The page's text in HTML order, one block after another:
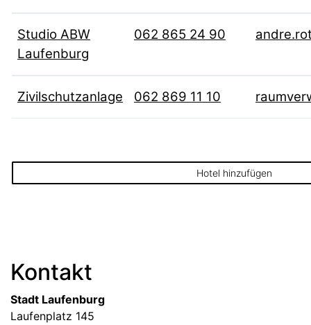
Studio ABW
Laufenburg
062 865 24 90
Zivilschutzanlage 062 869 11 10
Hotel hinzufügen
Fussbereich
Kontakt
Stadt Laufenburg
Laufenplatz 145